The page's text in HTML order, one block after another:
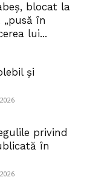
blocat la
„pusă în
lui...
și
privind
în